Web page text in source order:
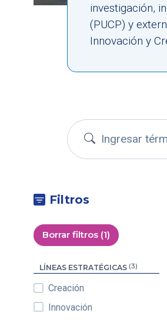
investigación,
(PUCP) y
Innovación y
Buscar
Filtros
Borrar filtros (1)
LÍNEAS ESTRATÉGICAS (3)
Creación
Innovación